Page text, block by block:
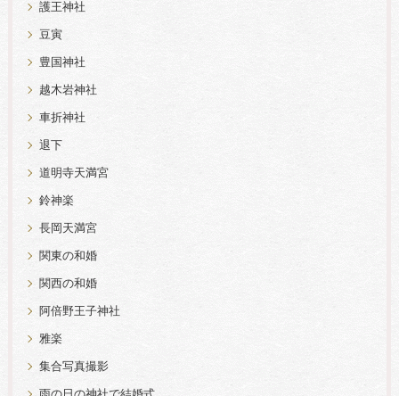
護王神社
豆寅
豊国神社
越木岩神社
車折神社
退下
道明寺天満宮
鈴神楽
長岡天満宮
関東の和婚
関西の和婚
阿倍野王子神社
雅楽
集合写真撮影